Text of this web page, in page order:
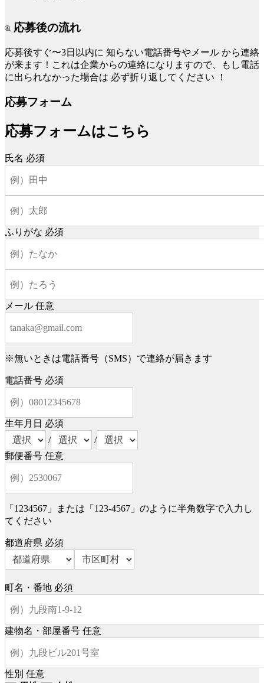
応募後の流れ
応募後すぐ〜3日以内に 知らない電話番号やメール から連絡
が来ます！これは企業からの連絡になりますので、もし電話
に出られなかった場合は 必ず折り返してください ！
応募フォーム
応募フォームはこちら
氏名 必須
ふりがな 必須
メール 任意
※無いときは電話番号（SMS）で連絡が届きます
電話番号 必須
生年月日 必須
/
/
郵便番号 任意
「1234567」または「123-4567」のように半角数字で入力し
てください
都道府県 必須
町名・番地 必須
建物名・部屋番号 任意
性別 任意